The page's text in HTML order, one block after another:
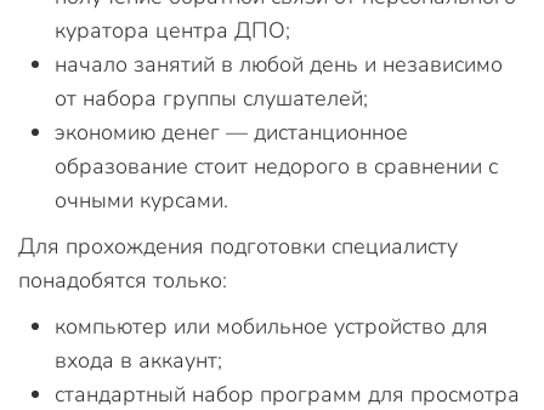
куратора центра ДПО;
начало занятий в любой день и независимо
от набора группы слушателей;
экономию денег — дистанционное
образование стоит недорого в сравнении с
очными курсами.
Для прохождения подготовки специалисту
понадобятся только:
компьютер или мобильное устройство для
входа в аккаунт;
стандартный набор программ для просмотра